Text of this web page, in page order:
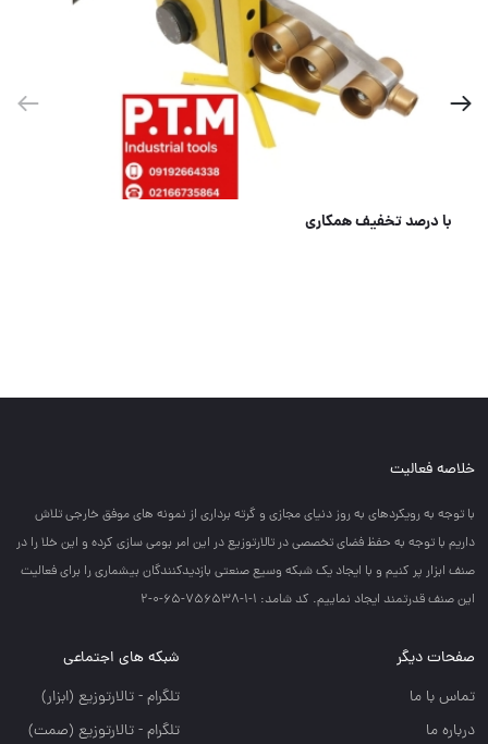
با درصد تخفیف همکاری
خلاصه فعالیت
با توجه به رويكردهاي به روز دنياي مجازي و گرته برداري از نمونه هاي موفق خارجي تلاش
داريم با توجه به حفظ فضاي تخصصي در تالارتوزيع در اين امر بومي سازي كرده و اين خلا را در
صنف ابزار پر كنيم و با ايجاد يك شبكه وسيع صنعتي بازديدكنندگان بيشماري را براي فعاليت
اين صنف قدرتمند ايجاد نماييم. کد شامد: 1-1-756538-65-0-2
صفحات دیگر
تماس با ما
درباره ما
شبکه های اجتماعی
تلگرام - تالارتوزيع (ابزار)
تلگرام - تالارتوزيع (صمت)